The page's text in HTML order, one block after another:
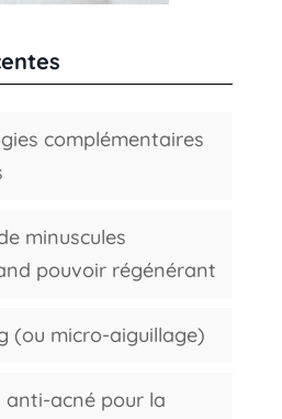
complémentaires
minuscules
pouvoir régénérant
(ou micro-aiguillage)
anti-acné pour la